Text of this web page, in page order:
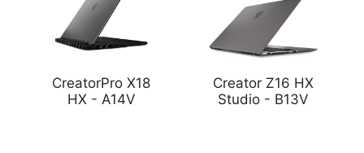
CreatorPro X18
HX - A14V
Creator Z16 HX
Studio - B13V